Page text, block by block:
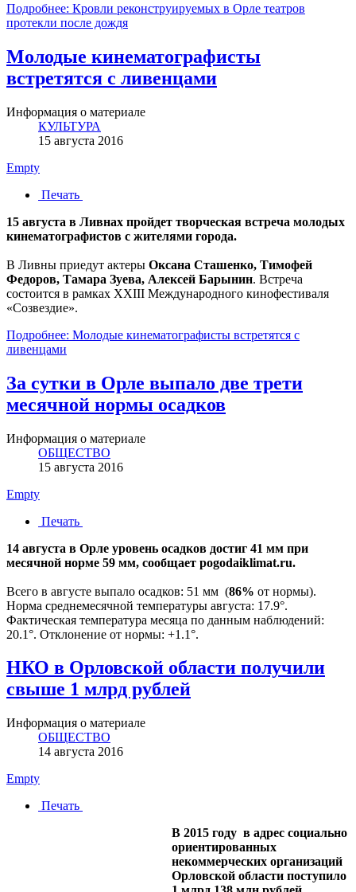
Подробнее: Кровли реконструируемых в Орле театров
протекли после дождя
Молодые кинематографисты
встретятся с ливенцами
Информация о материале
КУЛЬТУРА
15 августа 2016
Empty
Печать
15 августа в Ливнах пройдет творческая встреча молодых
кинематографистов с жителями города.
В Ливны приедут актеры Оксана Сташенко, Тимофей
Федоров, Тамара Зуева, Алексей Барынин. Встреча
состоится в рамках XXIII Международного кинофестиваля
«Созвездие».
Подробнее: Молодые кинематографисты встретятся с
ливенцами
За сутки в Орле выпало две трети
месячной нормы осадков
Информация о материале
ОБЩЕСТВО
15 августа 2016
Empty
Печать
14 августа в Орле уровень осадков достиг 41 мм при
месячной норме 59 мм, сообщает pogodaiklimat.ru.
Всего в августе выпало осадков: 51 мм (86% от нормы).
Норма среднемесячной температуры августа: 17.9°.
Фактическая температура месяца по данным наблюдений:
20.1°. Отклонение от нормы: +1.1°.
НКО в Орловской области получили
свыше 1 млрд рублей
Информация о материале
ОБЩЕСТВО
14 августа 2016
Empty
Печать
В 2015 году в адрес социально
ориентированных
некоммерческих организаций
Орловской области поступило